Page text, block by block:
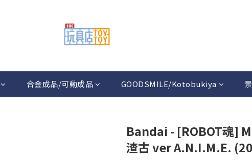
合金成品/可動成品 GOODSMILE/Kotobukiya
Bandai - [ROBOT魂]
渣古 ver A.N.I.M.E.